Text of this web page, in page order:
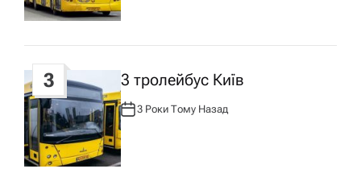
с
у
Р
:
3 3 тролейбус Київ
А
В
Т
О
Р
:
3 Роки Тому Назад